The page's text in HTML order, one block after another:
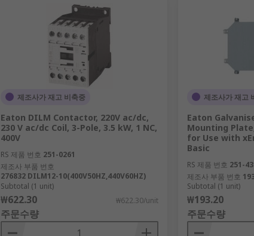
제조사가 재고 비축중
Eaton DILM Contactor, 220V ac/dc,
230 V ac/dc Coil, 3-Pole, 3.5 kW, 1 NC,
400V
RS 제품 번호 251-0261
제조사 부품 번호
276832 DILM12-10(400V50HZ,440V60HZ)
Subtotal (1 unit)
₩622.30 ₩622.30/unit
주문수량
제조사가 재고
Eaton
Mounting
for Use with
Basic
RS 제품 번호 251-
제조사 부품 번호
Subtotal (1 unit)
₩193.20
주문수량